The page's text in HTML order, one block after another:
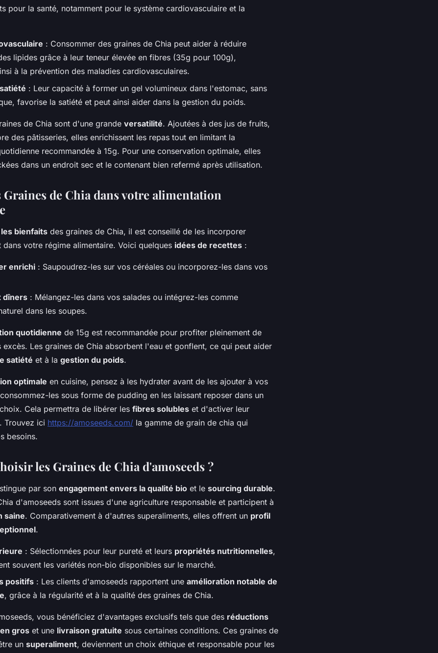
pour la santé, notamment pour le système cardiovasculaire et la
: Consommer des graines de Chia peut aider à réduire
lipides grâce à leur teneur élevée en fibres (35g pour 100g),
à la prévention des maladies cardiovasculaires.
: Leur capacité à former un gel volumineux dans l'estomac, sans
favorise la satiété et peut ainsi aider dans la gestion du poids.
de Chia sont d'une grande versatilité. Ajoutées à des jus de fruits,
des pâtisseries, elles enrichissent les repas tout en limitant la
recommandée à 15g. Pour une conservation optimale, elles
dans un endroit sec et le contenant bien refermé après utilisation.
de Chia dans votre alimentation
bienfaits des graines de Chia, il est conseillé de les incorporer
dans votre régime alimentaire. Voici quelques idées de recettes :
enrichi : Saupoudrez-les sur vos céréales ou incorporez-les dans vos
dîners : Mélangez-les dans vos salades ou intégrez-les comme
dans les soupes.
quotidienne de 15g est recommandée pour profiter pleinement de
excès. Les graines de Chia absorbent l'eau et gonflent, ce qui peut aider
satiété et à la gestion du poids.
optimale en cuisine, pensez à les hydrater avant de les ajouter à vos
les sous forme de pudding en les laissant reposer dans un
Cela permettra de libérer les fibres solubles et d'activer leur
Trouvez ici https://amoseeds.com/ la gamme de grain de chia qui
besoins.
les Graines de Chia d'amoseeds ?
par son engagement envers la qualité bio et le sourcing durable.
d'amoseeds sont issues d'une agriculture responsable et participent à
saine. Comparativement à d'autres superaliments, elles offrent un profil
.
: Sélectionnées pour leur pureté et leurs propriétés nutritionnelles,
souvent les variétés non-bio disponibles sur le marché.
positifs : Les clients d'amoseeds rapportent une amélioration notable de
, grâce à la régularité et à la qualité des graines de Chia.
vous bénéficiez d'avantages exclusifs tels que des réductions
gros et une livraison gratuite sous certaines conditions. Ces graines de
un superaliment, deviennent un choix éthique et responsable pour les